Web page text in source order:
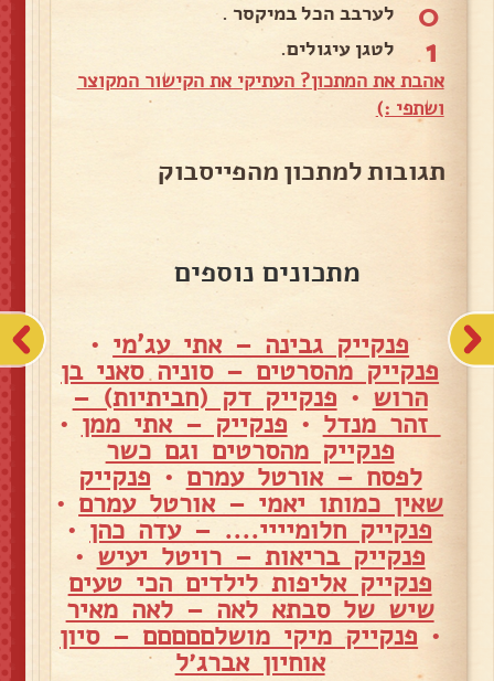
0 לערבב הכל במיקסר .
1
לטגן עיגולים.
אהבת את המתכון? העתיקי את הקישור המקוצר
ושתפי :)
תגובות למתכון מהפייסבוק
מתכונים נוספים
פנקייק גבינה – אתי עג'מי •
פנקייק מהסרטים – סוניה סאני בן
הרוש • פנקייק דק (חביתיות) –
זהר מנדל • פנקייק – אתי ממן •
פנקייק מהסרטים וגם כשר
לפסח – אורטל עמרם • פנקייק
שאין כמותו יאמי – אורטל עמרם •
פנקייק חלומיייי.... – עדה כהן •
פנקייק בריאות – רויטל יעיש •
פנקייק אליפות לילדים הכי טעים
שיש של סבתא לאה – לאה מאיר
• פנקייק מיקי מושלםםםםם – סיון
אוחיון אברג׳ל